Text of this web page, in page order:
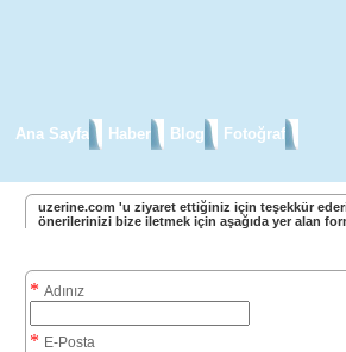
Ana Sayfa Haber Blog Fotoğraf
uzerine.com 'u ziyaret ettiğiniz için teşekkür
önerilerinizi bize iletmek için aşağıda yer alan
* Adınız
* E-Posta